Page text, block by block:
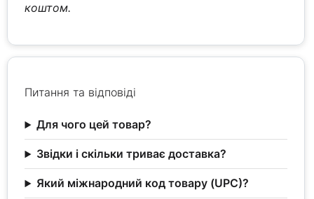
коштом.
Питання та відповіді
Для чого цей товар?
Звідки і скільки триває доставка?
Який міжнародний код товару (UPC)?